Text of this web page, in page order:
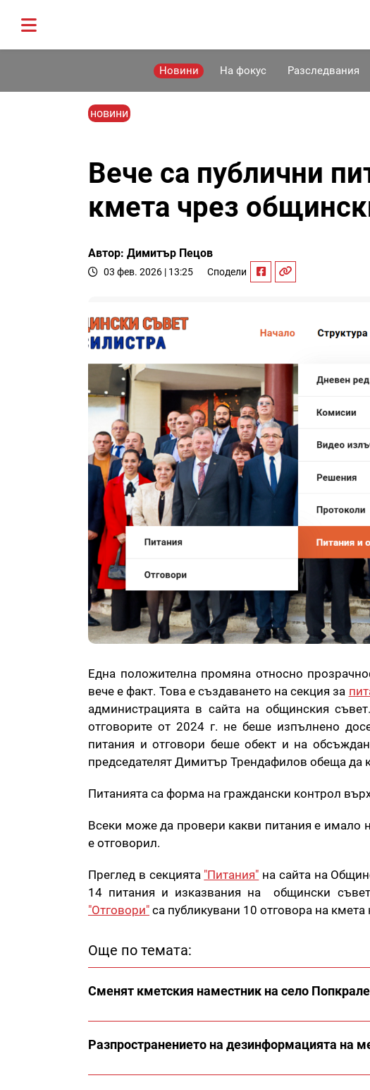
Новини На фокус Разследвания
новини
Вече са публични
кмета чрез
Автор: Димитър Пецов
03 фев. 2026 | 13:25 Сподели
Една положителна промяна относно
вече е факт. Това е създаването на секция за
администрацията в сайта на общинския
отговорите от 2024 г. не беше изпълнено
питания и отговори беше обект и на
председателят Димитър Трендафилов обеща да
Питанията са форма на граждански контрол
Всеки може да провери какви питания е имало
е отговорил.
Преглед в секцията "Питания" на сайта на
14 питания и изказвания на общински
"Отговори" са публикувани 10 отговора на
Още по темата:
Сменят кметския наместник на село
Разпространението на дезинформацията на